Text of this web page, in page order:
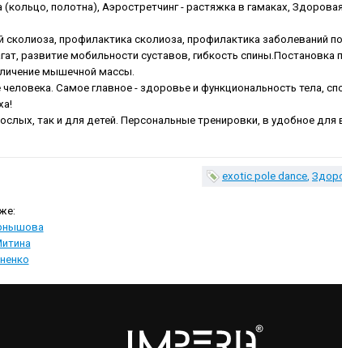
полотна), Аэростретчинг - растяжка в гамаках,
профилактика сколиоза, профилактика заболеваний
развитие мобильности суставов, гибкость
мышечной массы.
Самое главное - здоровье и функциональность тела,
так и для детей. Персональные тренировки, в удобное
exotic pole dance